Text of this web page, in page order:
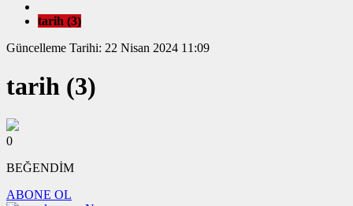
tarih (3)
Güncelleme Tarihi: 22 Nisan 2024 11:09
tarih (3)
0
BEĞENDİM
ABONE OL